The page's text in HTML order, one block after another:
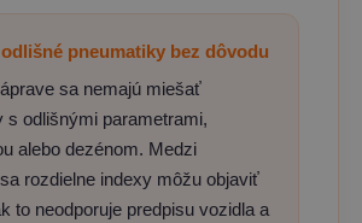
pneumatiky bez dôvodu
sa nemajú miešať
s odlišnými parametrami,
alebo dezénom. Medzi
rozdielne indexy môžu objaviť
to neodporuje predpisu vozidla a